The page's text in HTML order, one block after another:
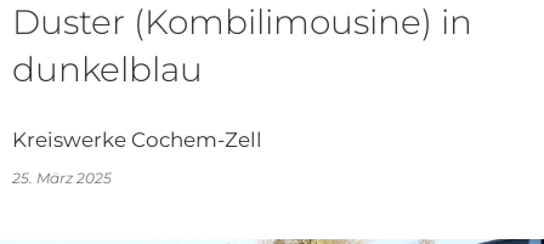
Duster (Kombilimousine) in
dunkelblau
Kreiswerke Cochem-Zell
25. März 2025